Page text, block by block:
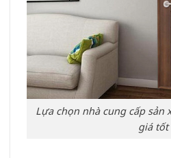
Lựa chọn nhà cung cấp sản
giá tốt